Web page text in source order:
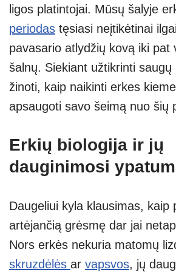
ligos platintojai. Mūsų šalyje
periodas tęsiasi neįtikėtinai
pavasario atlydžių kovą iki pat
šalnų. Siekiant užtikrinti saugų
žinoti, kaip naikinti erkes
apsaugoti savo šeimą nuo šių
Erkių biologija ir jų
dauginimosi
Daugeliui kyla klausimas, kaip
artėjančią grėsmę dar jai
Nors erkės nekuria matomų
skruzdėlės ar vapsvos, jų